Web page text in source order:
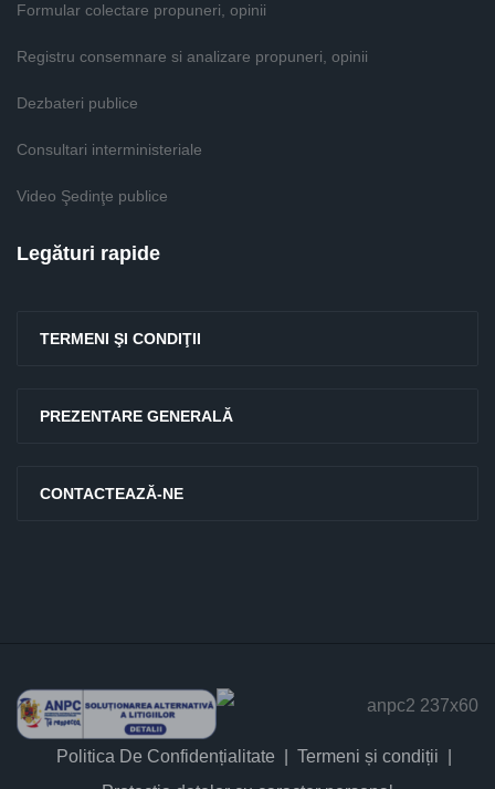
Formular colectare propuneri, opinii
Registru consemnare si analizare propuneri, opinii
Dezbateri publice
Consultari interministeriale
Video Şedinţe publice
Legături rapide
TERMENI ŞI CONDIŢII
PREZENTARE GENERALĂ
CONTACTEAZĂ-NE
Politica De Confidențialitate
Termeni și condiții